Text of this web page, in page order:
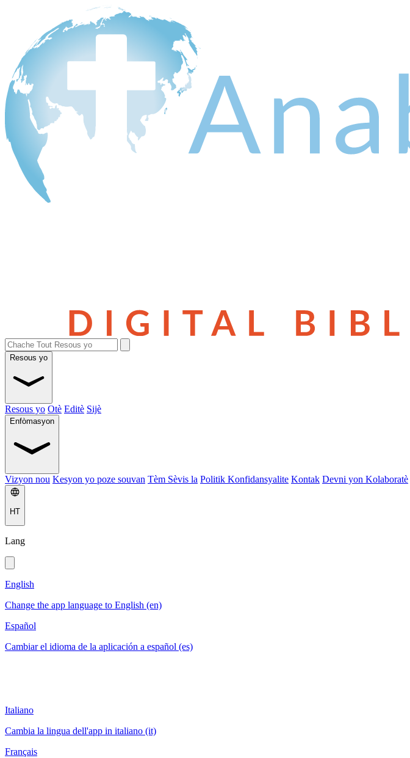
Resous yo
Resous yo Otè Editè Sijè
Enfòmasyon
Vizyon nou Kesyon yo poze souvan Tèm Sèvis la Politik Konfidansyalite Kontak Devni yon Kolaboratè
HT
Lang
English
Change the app language to English (en)
Español
Cambiar el idioma de la aplicación a español (es)
Italiano
Cambia la lingua dell'app in italiano (it)
Français